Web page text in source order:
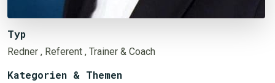
Typ
Redner , Referent , Trainer & Coach
Kategorien & Themen